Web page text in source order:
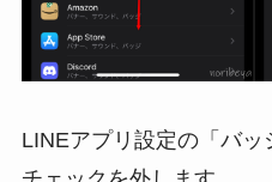
LINEアプリ設定の「バ